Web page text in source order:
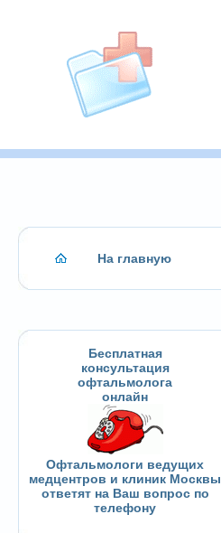
На главную
Бесплатная
консультация
офтальмолога
онлайн
Офтальмологи ведущих
медцентров и клиник Москвы
ответят на Ваш вопрос по
телефону